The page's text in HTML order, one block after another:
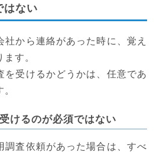
はない
社から連絡があった時に、覚え
す。
を受けるかどうかは、任意であ
けるのが必須ではない
調査依頼があった場合は、すべ